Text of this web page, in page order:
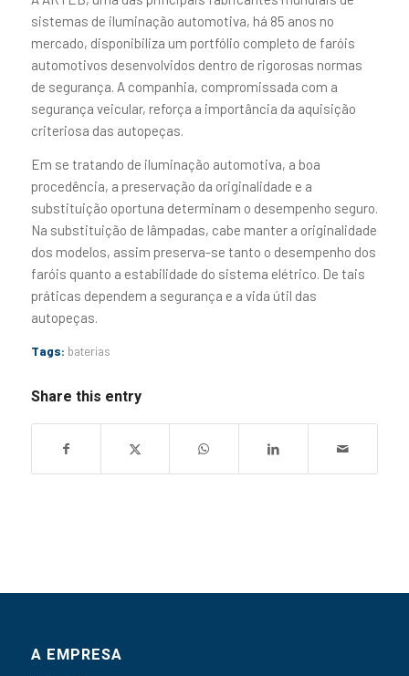
sistemas de iluminação automotiva, há 85 anos no
mercado, disponibiliza um portfólio completo de faróis
automotivos desenvolvidos dentro de rigorosas normas
de segurança. A companhia, compromissada com a
segurança veicular, reforça a importância da aquisição
criteriosa das autopeças.
Em se tratando de iluminação automotiva, a boa
procedência, a preservação da originalidade e a
substituição oportuna determinam o desempenho seguro.
Na substituição de lâmpadas, cabe manter a originalidade
dos modelos, assim preserva-se tanto o desempenho dos
faróis quanto a estabilidade do sistema elétrico. De tais
práticas dependem a segurança e a vida útil das
autopeças.
Tags: baterias
Share this entry
A EMPRESA